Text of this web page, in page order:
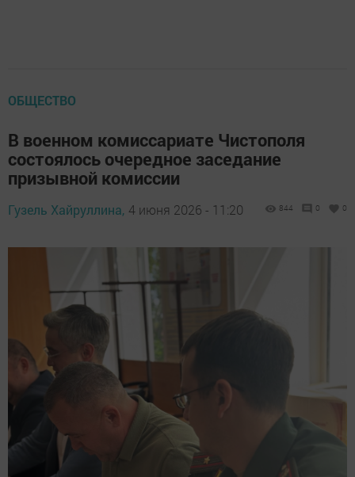
ОБЩЕСТВО
В военном комиссариате Чистополя
состоялось очередное заседание
призывной комиссии
Гузель Хайруллина, 4 июня 2026 - 11:20 844 0 0